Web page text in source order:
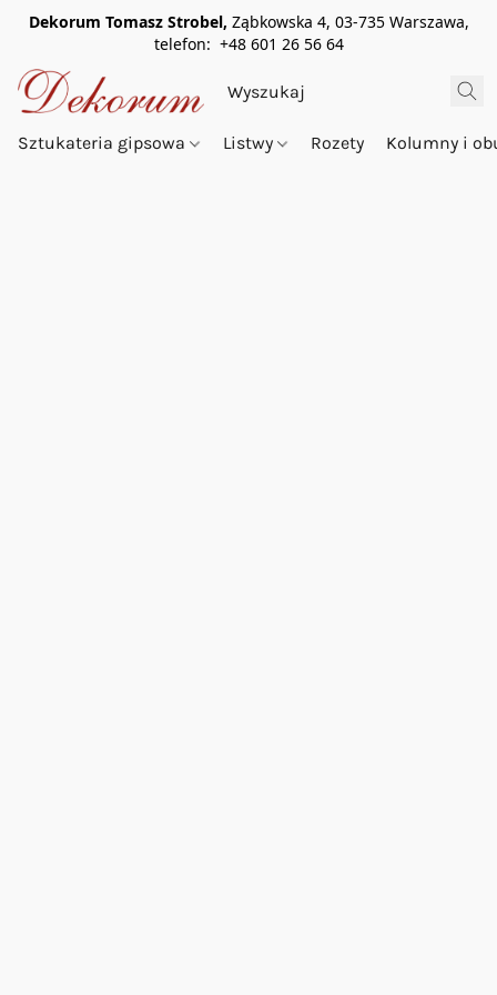
Dekorum Tomasz Strobel, Ząbkowska 4, 03-735 Warszawa,
telefon: +48 601 26 56 64
Sztukateria gipsowa Listwy Rozety Kolumny i